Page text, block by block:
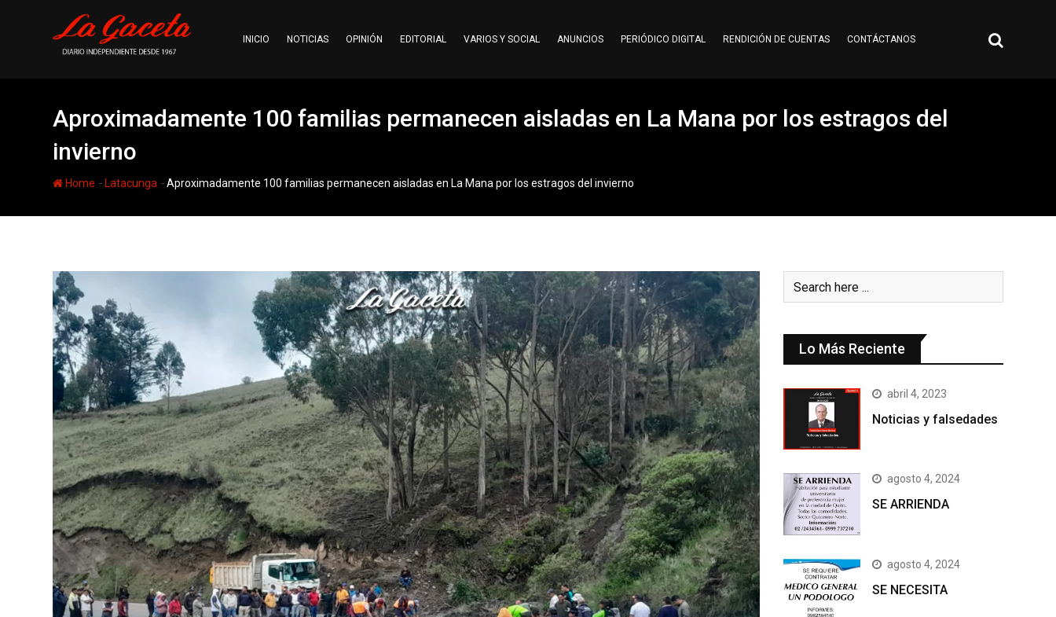
INICIO NOTICIAS OPINIÓN EDITORIAL VARIOS Y SOCIAL ANUNCIOS PERIÓDICO DIGITAL RENDICIÓN DE CUENTAS CONTÁCTANOS
Aproximadamente 100 familias permanecen aisladas en La Mana por los estragos del
invierno
Home - Latacunga -Aproximadamente 100 familias permanecen aisladas en La Mana por los estragos del invierno
Lo Más Reciente
abril 4, 2023
Noticias y falsedades
agosto 4, 2024
SE ARRIENDA
agosto 4, 2024
SE NECESITA